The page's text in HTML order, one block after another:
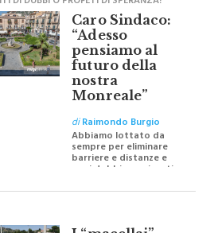
DI DUBBI O PROFETI DI SPERANZA?
Caro Sindaco:
“Adesso
pensiamo al
futuro della
nostra
Monreale”
diRaimondo Burgio
Abbiamo lottato da
sempre per eliminare
barriere e distanze e
per ricostruire certezze